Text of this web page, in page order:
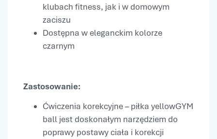
klubach fitness, jak i w domowym
zaciszu
Dostępna w eleganckim kolorze
czarnym
Zastosowanie:
Ćwiczenia korekcyjne – piłka yellowGYM
ball jest doskonałym narzędziem do
poprawy postawy ciała i korekcji